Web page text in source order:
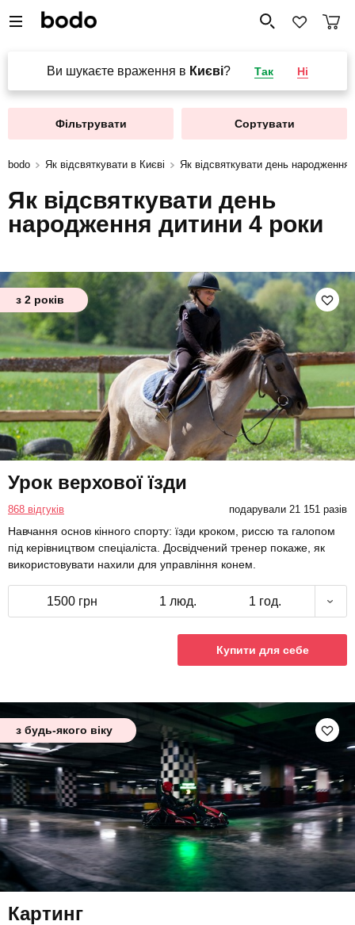
Ви шукаєте враження в Києві? Так Ні
Фільтрувати Сортувати
bodo Як відсвяткувати в Києві Як відсвяткувати день народження
Як відсвяткувати день
народження дитини 4 роки
з 2 років
Урок верхової їзди
868 відгуків подарували 21 151 разів
Навчання основ кінного спорту: їзди кроком, риссю та галопом
під керівництвом спеціаліста. Досвідчений тренер покаже, як
використовувати нахили для управління конем.
1500 грн 1 люд. 1 год.
Купити для себе
з будь-якого віку
Картинг